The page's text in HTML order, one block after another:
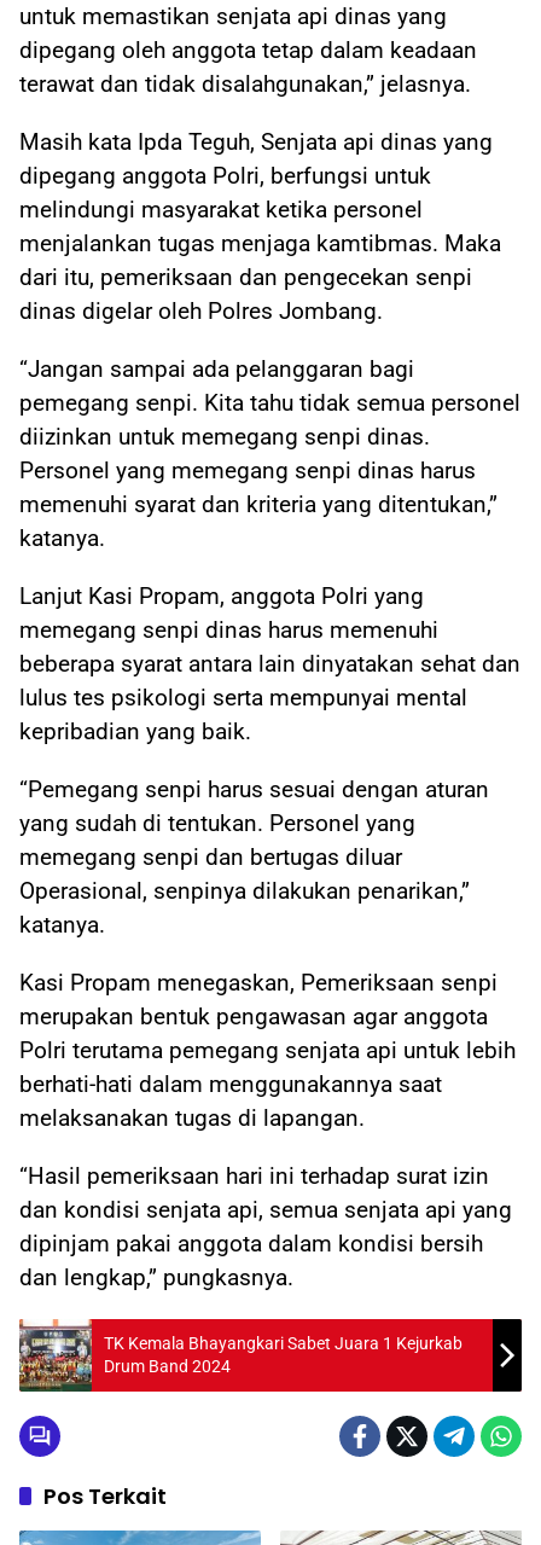
untuk memastikan senjata api dinas yang
dipegang oleh anggota tetap dalam keadaan
terawat dan tidak disalahgunakan,” jelasnya.
Masih kata Ipda Teguh, Senjata api dinas yang
dipegang anggota Polri, berfungsi untuk
melindungi masyarakat ketika personel
menjalankan tugas menjaga kamtibmas. Maka
dari itu, pemeriksaan dan pengecekan senpi
dinas digelar oleh Polres Jombang.
“Jangan sampai ada pelanggaran bagi
pemegang senpi. Kita tahu tidak semua personel
diizinkan untuk memegang senpi dinas.
Personel yang memegang senpi dinas harus
memenuhi syarat dan kriteria yang ditentukan,”
katanya.
Lanjut Kasi Propam, anggota Polri yang
memegang senpi dinas harus memenuhi
beberapa syarat antara lain dinyatakan sehat dan
lulus tes psikologi serta mempunyai mental
kepribadian yang baik.
“Pemegang senpi harus sesuai dengan aturan
yang sudah di tentukan. Personel yang
memegang senpi dan bertugas diluar
Operasional, senpinya dilakukan penarikan,”
katanya.
Kasi Propam menegaskan, Pemeriksaan senpi
merupakan bentuk pengawasan agar anggota
Polri terutama pemegang senjata api untuk lebih
berhati-hati dalam menggunakannya saat
melaksanakan tugas di lapangan.
“Hasil pemeriksaan hari ini terhadap surat izin
dan kondisi senjata api, semua senjata api yang
dipinjam pakai anggota dalam kondisi bersih
dan lengkap,” pungkasnya.
TK Kemala Bhayangkari Sabet Juara 1 Kejurkab
Drum Band 2024
Pos Terkait